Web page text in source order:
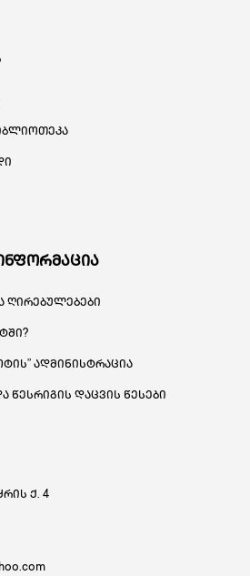
ღირებულებები
ადმინისტრაცია
წესრიგის დაცვის წესები
ქ. 4